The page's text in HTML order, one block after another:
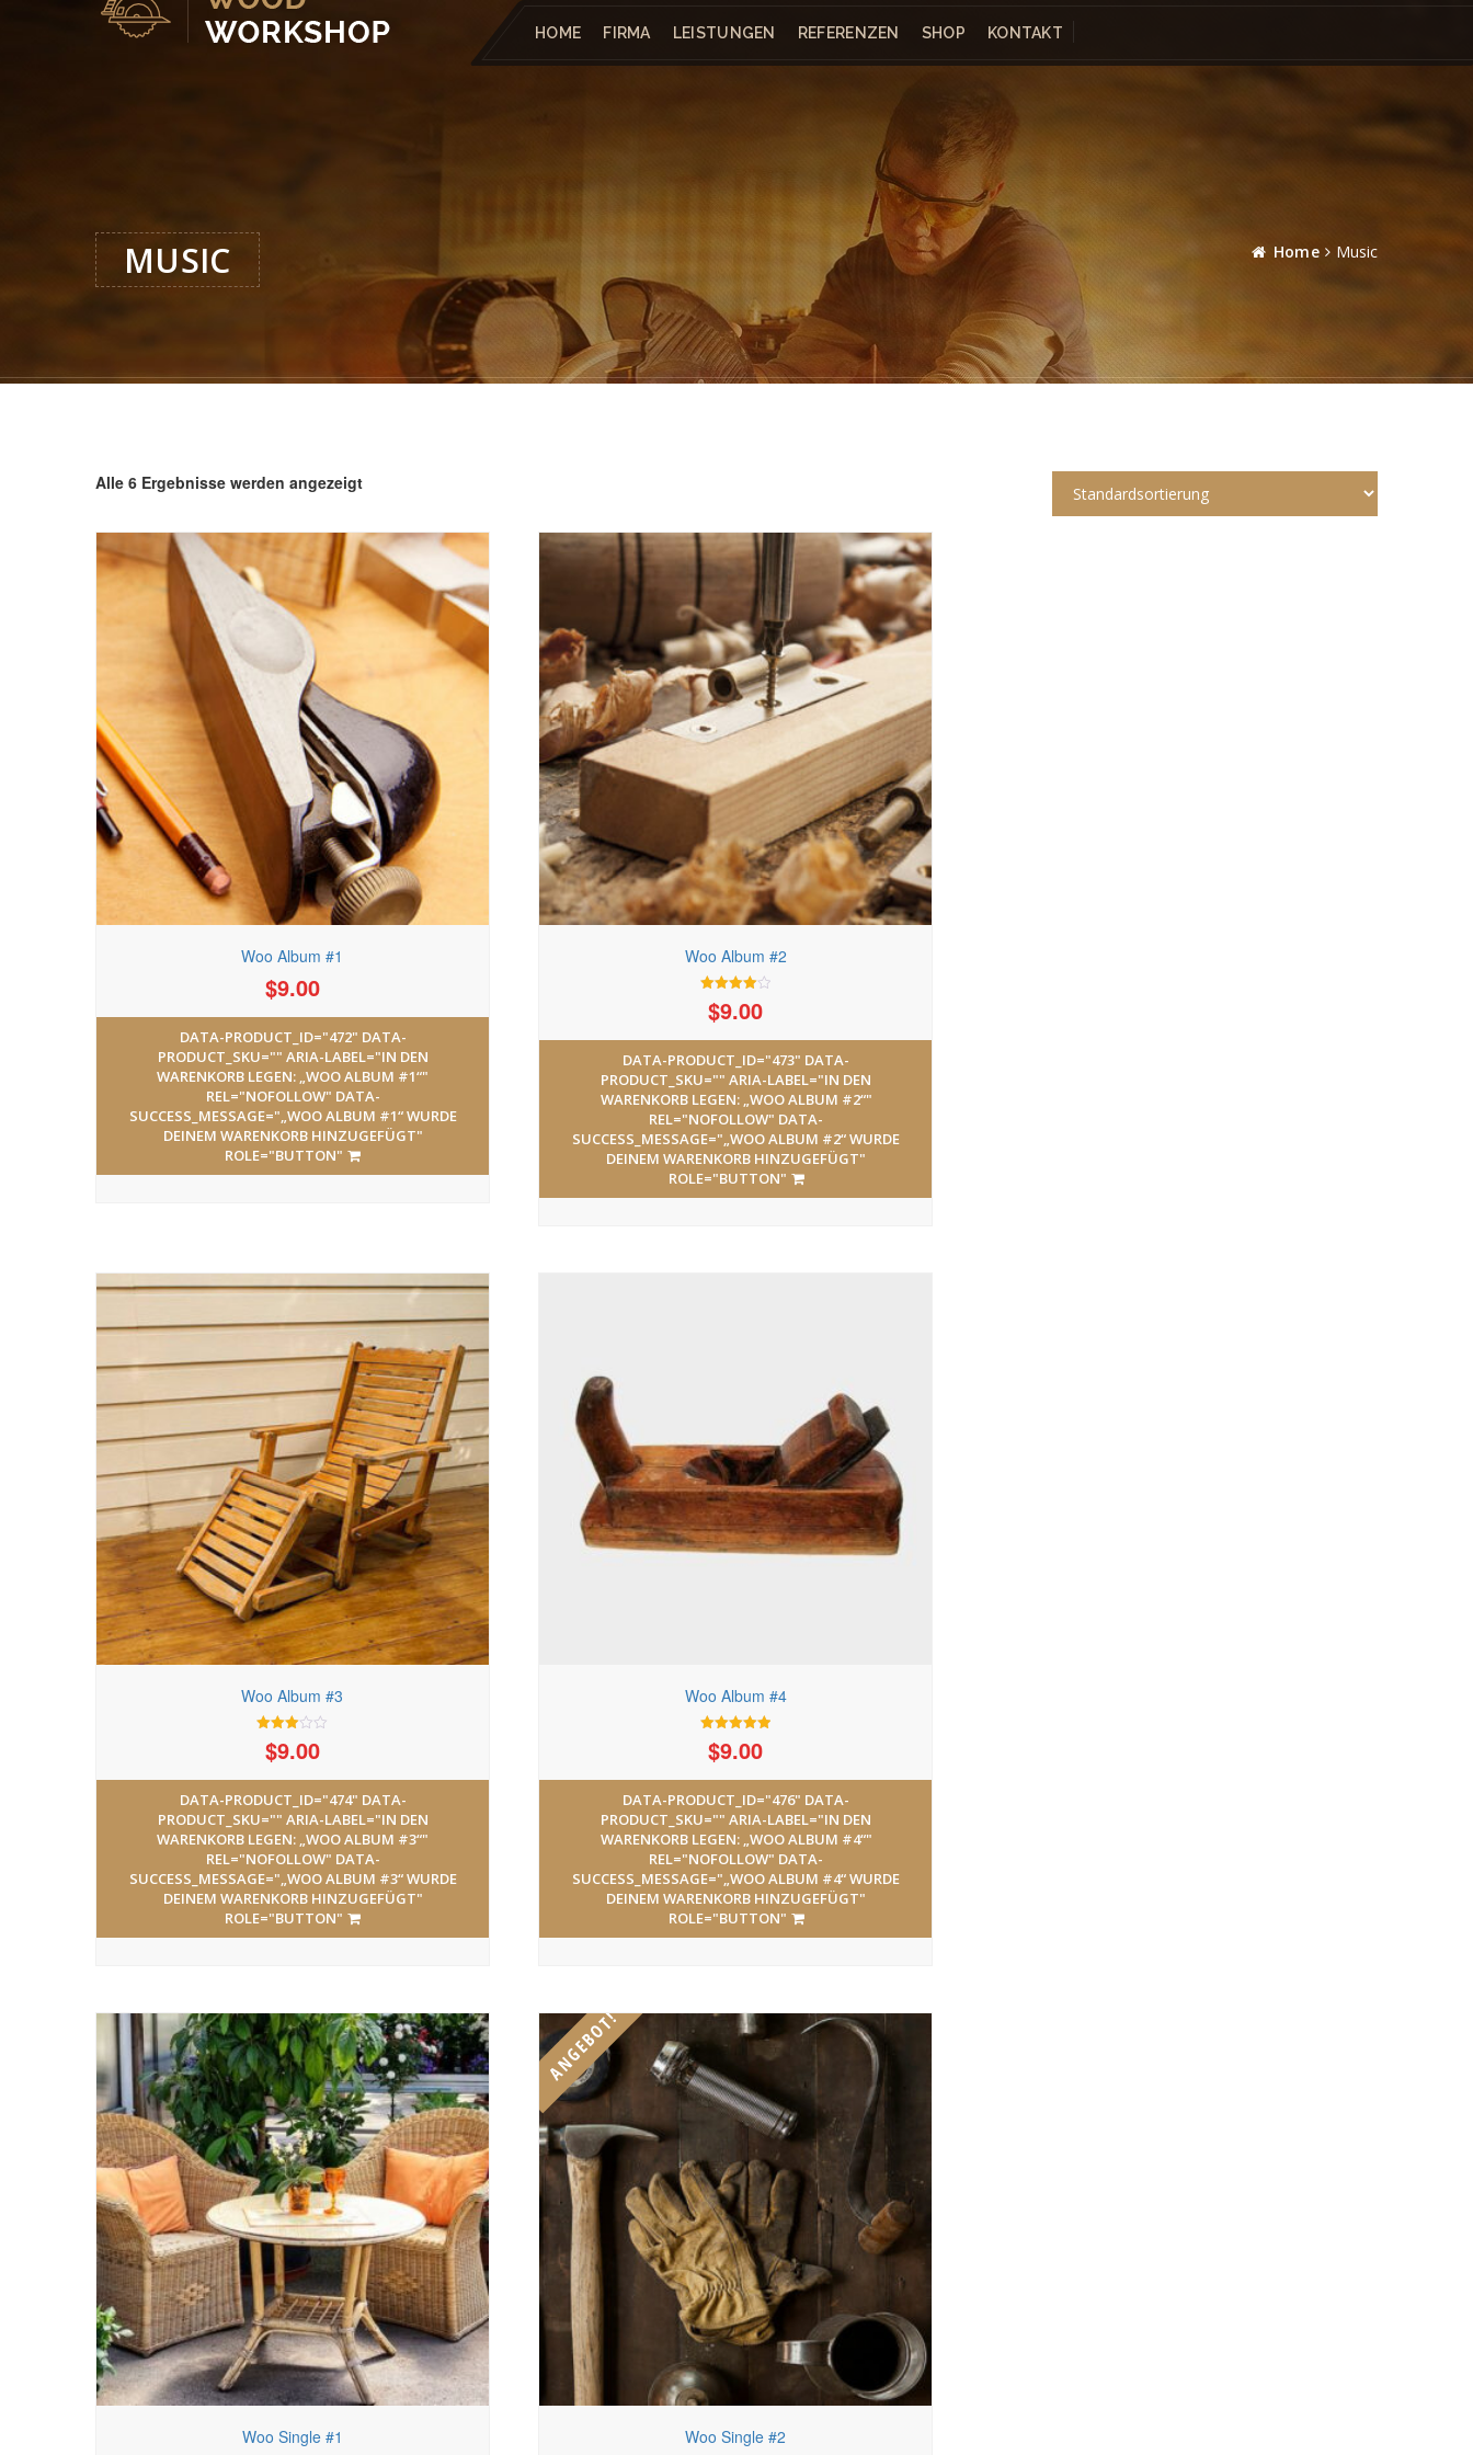
HOME FIRMA LEISTUNGEN REFERENZEN SHOP KONTAKT
MUSIC Home Music
Alle 6 Ergebnisse werden angezeigt
Woo Album #1
$9.00
DATA-PRODUCT_ID="472" DATA-
PRODUCT_SKU="" ARIA-LABEL="IN DEN
WARENKORB LEGEN: „WOO ALBUM #1“"
REL="NOFOLLOW" DATA-
SUCCESS_MESSAGE="„WOO ALBUM #1“ WURDE
DEINEM WARENKORB HINZUGEFÜGT"
ROLE="BUTTON"
Woo Album #2
Bewertet
mit
von 5
$9.00
DATA-PRODUCT_ID="473" DATA-
PRODUCT_SKU="" ARIA-LABEL="IN DEN
WARENKORB LEGEN: „WOO ALBUM #2“"
REL="NOFOLLOW" DATA-
SUCCESS_MESSAGE="„WOO ALBUM #2“ WURDE
DEINEM WARENKORB HINZUGEFÜGT"
ROLE="BUTTON"
Woo Album #3
Bewertet
mit
von 5
$9.00
DATA-PRODUCT_ID="474" DATA-
PRODUCT_SKU="" ARIA-LABEL="IN DEN
WARENKORB LEGEN: „WOO ALBUM #3“"
REL="NOFOLLOW" DATA-
SUCCESS_MESSAGE="„WOO ALBUM #3“ WURDE
DEINEM WARENKORB HINZUGEFÜGT"
ROLE="BUTTON"
Woo Album #4
Bewertet mit
5.00
$9.00
DATA-PRODUCT_ID="476" DATA-
PRODUCT_SKU="" ARIA-LABEL="IN DEN
WARENKORB LEGEN: „WOO ALBUM #4“"
REL="NOFOLLOW" DATA-
SUCCESS_MESSAGE="„WOO ALBUM #4“ WURDE
DEINEM WARENKORB HINZUGEFÜGT"
ROLE="BUTTON"
Woo Single #1
ANGEBOT!
Woo Single #2